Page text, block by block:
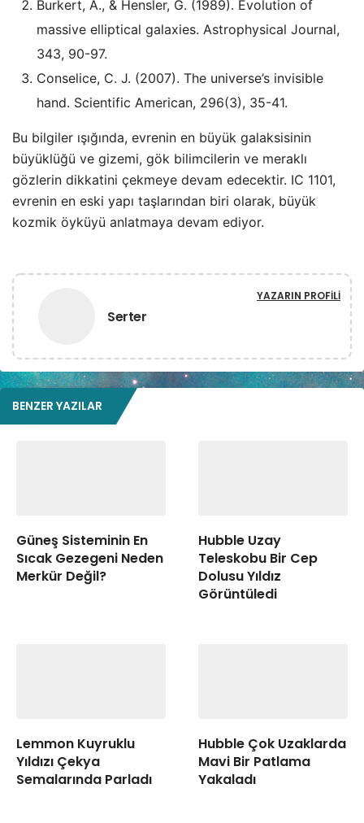
Burkert, A., & Hensler, G. (1989). Evolution of
massive elliptical galaxies. Astrophysical Journal,
343, 90-97.
Conselice, C. J. (2007). The universe’s invisible
hand. Scientific American, 296(3), 35-41.
Bu bilgiler ışığında, evrenin en büyük galaksisinin
büyüklüğü ve gizemi, gök bilimcilerin ve meraklı
gözlerin dikkatini çekmeye devam edecektir. IC 1101,
evrenin en eski yapı taşlarından biri olarak, büyük
kozmik öyküyü anlatmaya devam ediyor.
Serter
YAZARIN PROFILI
BENZER YAZILAR
Güneş Sisteminin En
Sıcak Gezegeni Neden
Merkür Değil?
Hubble Uzay
Teleskobu Bir Cep
Dolusu Yıldız
Görüntüledi
Lemmon Kuyruklu
Yıldızı Çekya
Semalarında Parladı
Hubble Çok Uzaklarda
Mavi Bir Patlama
Yakaladı